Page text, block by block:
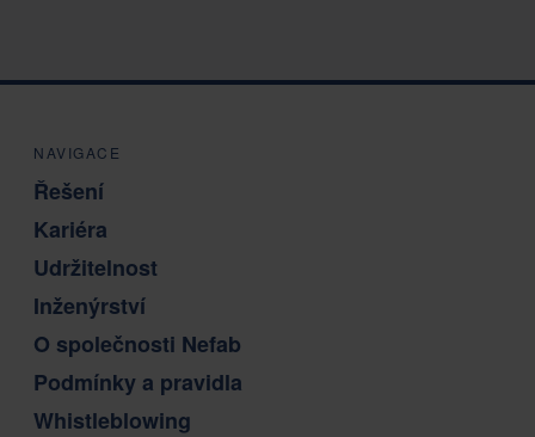
NAVIGACE
Řešení
Kariéra
Udržitelnost
Inženýrství
O společnosti Nefab
Podmínky a pravidla
Whistleblowing